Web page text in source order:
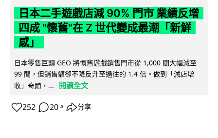
日本二手遊戲店減 90% 門市 業績反增
四成 "懷舊"在 Z 世代變成最潮「新鮮
感」
日本零售巨頭 GEO 將懷舊遊戲銷售門市從 1,000 間大幅減至
99 間，但銷售額卻不降反升至過往的 1.4 倍。做到「減店增
收」奇蹟，...
閱讀全文
252 20 ↗ 分享